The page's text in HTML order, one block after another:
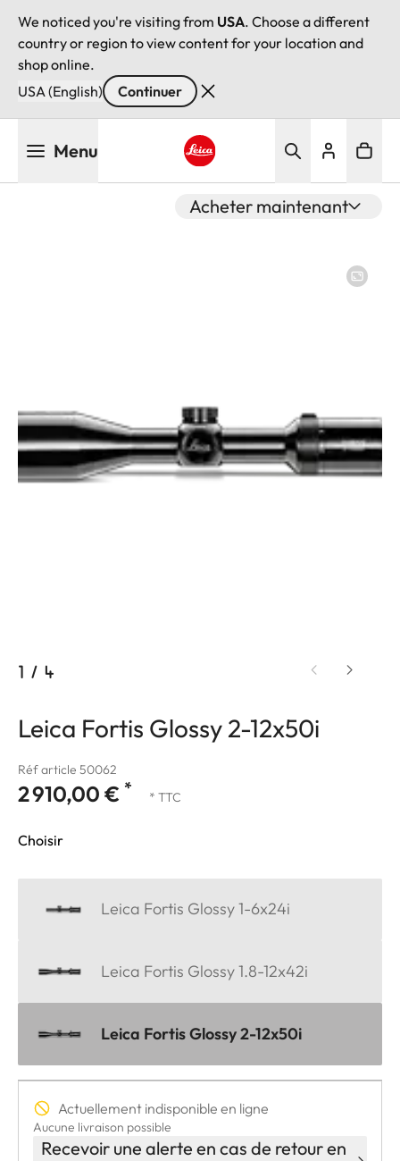
We noticed you're visiting from USA. Choose a different
country or region to view content for your location and
shop online.
USA (English)
Continuer
Menu
Acheter maintenant
1 / 4
Leica Fortis Glossy 2-12x50i
Réf article 50062
2 910,00 € * * TTC
Choisir
Leica Fortis Glossy 1-6x24i
Leica Fortis Glossy 1.8-12x42i
Leica Fortis Glossy 2-12x50i
Actuellement indisponible en ligne
Aucune livraison possible
Recevoir une alerte en cas de retour en